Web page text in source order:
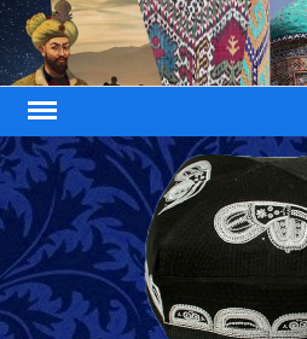
Skip
to
content